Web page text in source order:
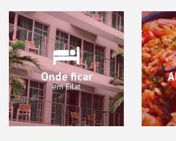
Onde ficar
em Eilat